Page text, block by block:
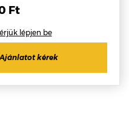
Ft
lépjen be
kérek